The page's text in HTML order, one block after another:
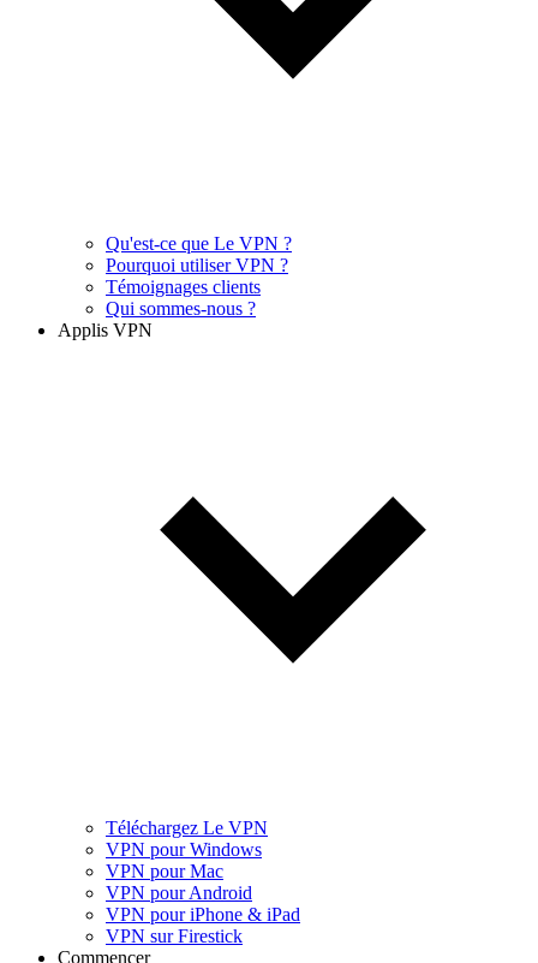
Qu'est-ce que Le VPN ?
Pourquoi utiliser VPN ?
Témoignages clients
Qui sommes-nous ?
Applis VPN
Téléchargez Le VPN
VPN pour Windows
VPN pour Mac
VPN pour Android
VPN pour iPhone & iPad
VPN sur Firestick
Commencer